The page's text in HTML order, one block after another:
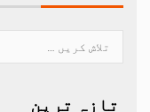
تازہ ترین